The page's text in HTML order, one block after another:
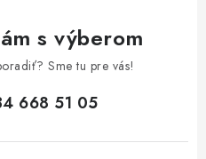
s výberom
Sme tu pre vás!
668 51 05